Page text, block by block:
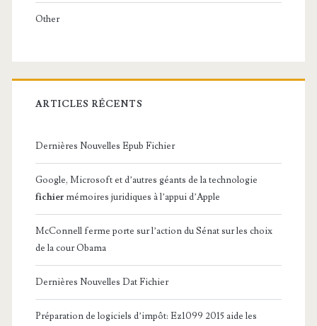
Other
ARTICLES RÉCENTS
Dernières Nouvelles Epub Fichier
Google, Microsoft et d’autres géants de la technologie
fichier mémoires juridiques à l’appui d’Apple
McConnell ferme porte sur l’action du Sénat sur les choix
de la cour Obama
Dernières Nouvelles Dat Fichier
Préparation de logiciels d’impôt: Ez1099 2015 aide les